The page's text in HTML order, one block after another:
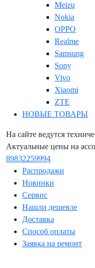
Meizu
Nokia
OPPO
Realme
Samsung
Sony
Vivo
Xiaomi
ZTE
НОВЫЕ ТОВАРЫ
На сайте ведутся
Актуальные цены на
89832259994
Распродажи
Новинки
Сервис
Нашли дешевле
Доставка
Способ оплаты
Заявка на ремонт